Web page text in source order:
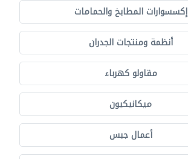
إكسسوارات المطابخ والحمامات
أنظمة ومنتجات الجدران
مقاولو كهرباء
ميكانيكيون
أعمال جبس